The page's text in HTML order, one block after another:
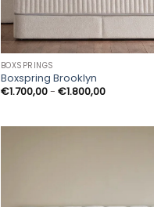
BOXSPRINGS
Boxspring Brooklyn
€1.700,00- €1.800,00Prijsklasse: